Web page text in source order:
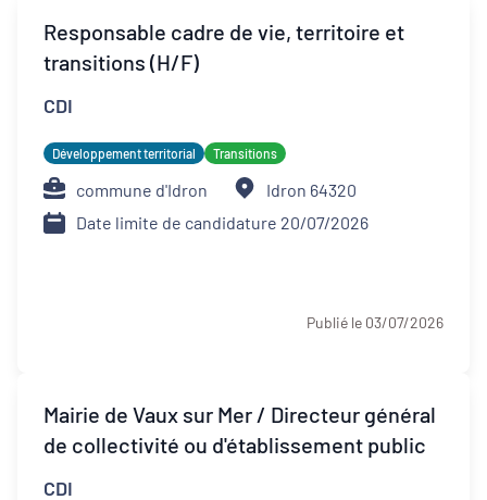
Responsable cadre de vie, territoire et
transitions (H/F)
CDI
Développement territorial Transitions
commune d'Idron
Idron 64320
Date limite de candidature 20/07/2026
Publié le 03/07/2026
Mairie de Vaux sur Mer / Directeur général
de collectivité ou d'établissement public
CDI